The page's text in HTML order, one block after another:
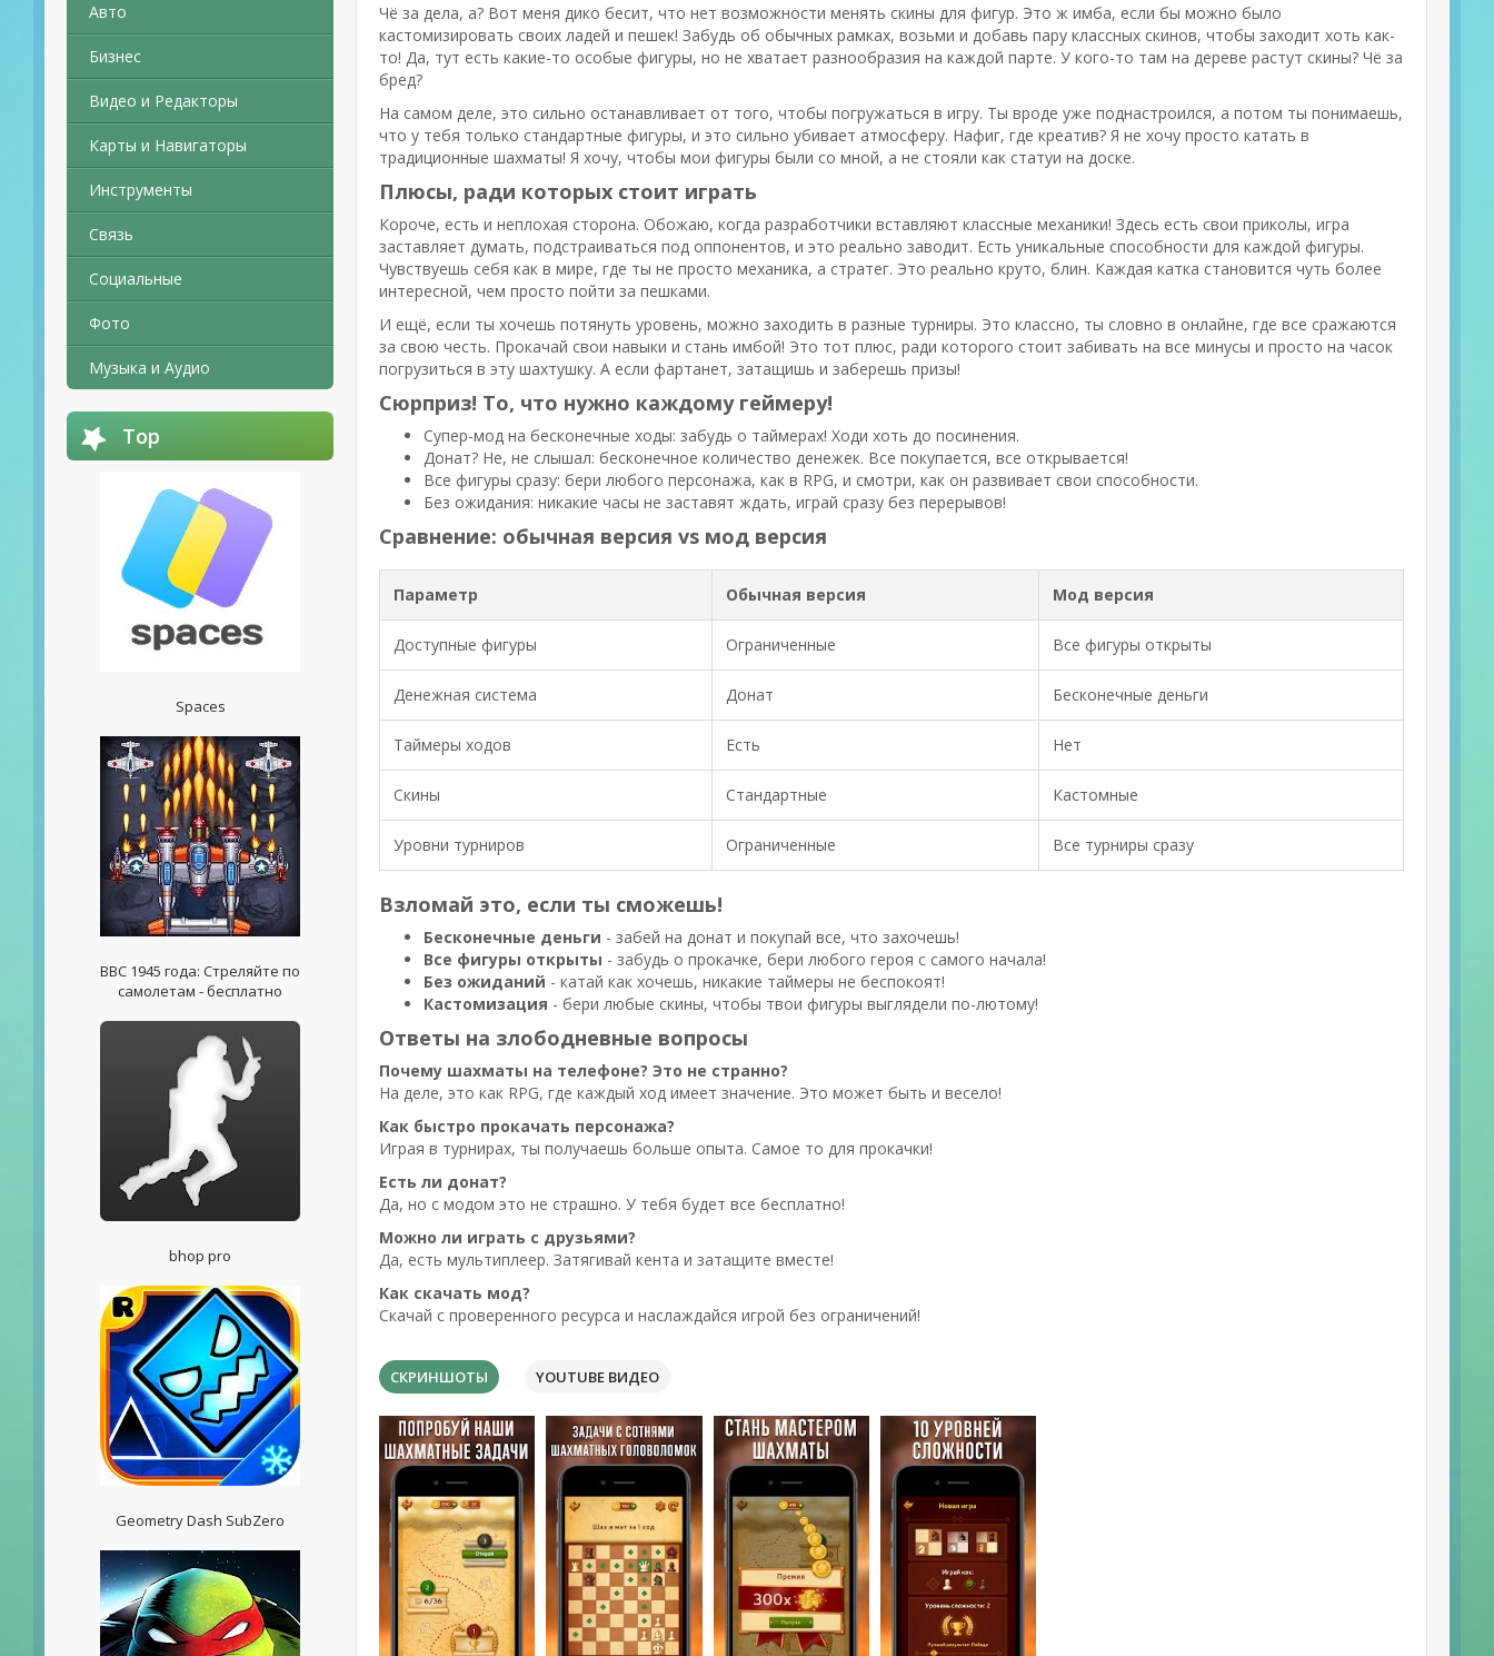
Авто
Бизнес
Видео и Редакторы
Карты и Навигаторы
Инструменты
Связь
Социальные
Фото
Музыка и Аудио
Top
Spaces
ВВС 1945 года: Стреляйте по
самолетам - бесплатно
bhop pro
Geometry Dash SubZero
Чё за дела, а? Вот меня дико бесит, что нет возможности менять скины для фигур. Это ж имба, если бы можно было
кастомизировать своих ладей и пешек! Забудь об обычных рамках, возьми и добавь пару классных скинов, чтобы заходит хоть как-
то! Да, тут есть какие-то особые фигуры, но не хватает разнообразия на каждой парте. У кого-то там на дереве растут скины? Чё за
бред?
На самом деле, это сильно останавливает от того, чтобы погружаться в игру. Ты вроде уже поднастроился, а потом ты понимаешь,
что у тебя только стандартные фигуры, и это сильно убивает атмосферу. Нафиг, где креатив? Я не хочу просто катать в
традиционные шахматы! Я хочу, чтобы мои фигуры были со мной, а не стояли как статуи на доске.
Плюсы, ради которых стоит играть
Короче, есть и неплохая сторона. Обожаю, когда разработчики вставляют классные механики! Здесь есть свои приколы, игра
заставляет думать, подстраиваться под оппонентов, и это реально заводит. Есть уникальные способности для каждой фигуры.
Чувствуешь себя как в мире, где ты не просто механика, а стратег. Это реально круто, блин. Каждая катка становится чуть более
интересной, чем просто пойти за пешками.
И ещё, если ты хочешь потянуть уровень, можно заходить в разные турниры. Это классно, ты словно в онлайне, где все сражаются
за свою честь. Прокачай свои навыки и стань имбой! Это тот плюс, ради которого стоит забивать на все минусы и просто на часок
погрузиться в эту шахтушку. А если фартанет, затащишь и заберешь призы!
Сюрприз! То, что нужно каждому геймеру!
Супер-мод на бесконечные ходы: забудь о таймерах! Ходи хоть до посинения.
Донат? Не, не слышал: бесконечное количество денежек. Все покупается, все открывается!
Все фигуры сразу: бери любого персонажа, как в RPG, и смотри, как он развивает свои способности.
Без ожидания: никакие часы не заставят ждать, играй сразу без перерывов!
Сравнение: обычная версия vs мод версия
Параметр Обычная версия Мод версия
Доступные фигуры Ограниченные Все фигуры открыты
Денежная система Донат Бесконечные деньги
Таймеры ходов Есть Нет
Скины Стандартные Кастомные
Уровни турниров Ограниченные Все турниры сразу
Взломай это, если ты сможешь!
Бесконечные деньги - забей на донат и покупай все, что захочешь!
Все фигуры открыты - забудь о прокачке, бери любого героя с самого начала!
Без ожиданий - катай как хочешь, никакие таймеры не беспокоят!
Кастомизация - бери любые скины, чтобы твои фигуры выглядели по-лютому!
Ответы на злободневные вопросы
Почему шахматы на телефоне? Это не странно?
На деле, это как RPG, где каждый ход имеет значение. Это может быть и весело!
Как быстро прокачать персонажа?
Играя в турнирах, ты получаешь больше опыта. Самое то для прокачки!
Есть ли донат?
Да, но с модом это не страшно. У тебя будет все бесплатно!
Можно ли играть с друзьями?
Да, есть мультиплеер. Затягивай кента и затащите вместе!
Как скачать мод?
Скачай с проверенного ресурса и наслаждайся игрой без ограничений!
СКРИНШОТЫ YOUTUBE ВИДЕО